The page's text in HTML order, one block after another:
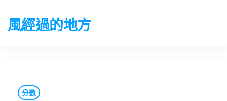
the
風經過的地方
分數